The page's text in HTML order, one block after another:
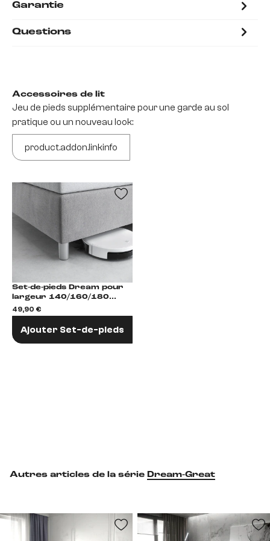
Garantie
Questions
Accessoires de lit
Jeu de pieds supplémentaire pour une garde au sol
pratique ou un nouveau look:
product.addon.linkinfo
Set-de-pieds Dream pour
largeur 140/160/180
plastique argenté
Fußvariantenset
49,90 €
Ajouter Set-de-pieds
Autres articles de la série Dream-Great